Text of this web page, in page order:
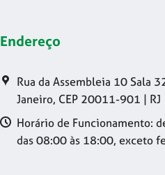
Endereço
Rua da Assembleia 10 Sala
Janeiro, CEP 20011-901 | RJ
Horário de Funcionamento:
das 08:00 às 18:00, exceto